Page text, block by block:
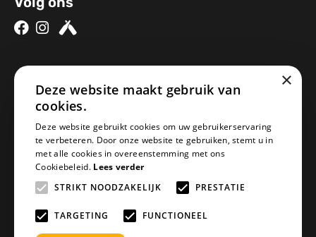
Over ons
Brouwerijen
Onze bieren
Onze bierpakketten
Biercheque inleveren
Adventskalender
Blogs
5076SV Haaren
Nederland
info@geheimbiertje.nl
KVK: 76419304
×
Deze website maakt gebruik van
cookies.
Deze website gebruikt cookies om uw gebruikerservaring
te verbeteren. Door onze website te gebruiken, stemt u in
met alle cookies in overeenstemming met ons
Cookiebeleid. Lees verder
STRIKT NOODZAKELIJK
PRESTATIE
TARGETING FUNCTIONEEL